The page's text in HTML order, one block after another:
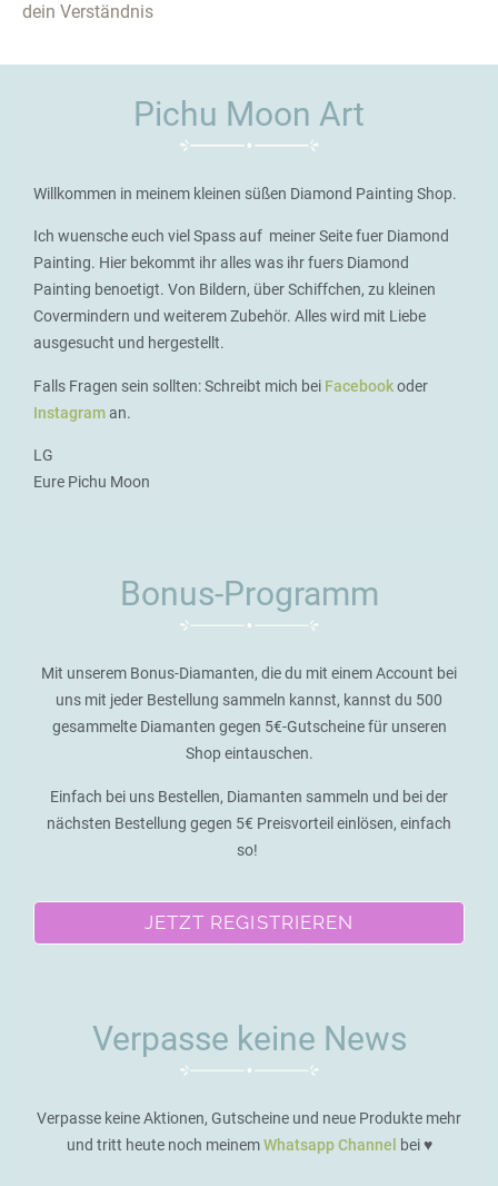
dein Verständnis
Pichu Moon Art
Willkommen in meinem kleinen süßen Diamond Painting Shop.
Ich wuensche euch viel Spass auf meiner Seite fuer Diamond
Painting. Hier bekommt ihr alles was ihr fuers Diamond
Painting benoetigt. Von Bildern, über Schiffchen, zu kleinen
Covermindern und weiterem Zubehör. Alles wird mit Liebe
ausgesucht und hergestellt.
Falls Fragen sein sollten: Schreibt mich bei Facebookoder
Instagraman.
LG
Eure Pichu Moon
Bonus-Programm
Mit unserem Bonus-Diamanten, die du mit einem Account bei
uns mit jeder Bestellung sammeln kannst, kannst du 500
gesammelte Diamanten gegen 5€-Gutscheine für unseren
Shop eintauschen.
Einfach bei uns Bestellen, Diamanten sammeln und bei der
nächsten Bestellung gegen 5€ Preisvorteil einlösen, einfach
so!
JETZT REGISTRIEREN
Verpasse keine News
Verpasse keine Aktionen, Gutscheine und neue Produkte mehr
und tritt heute noch meinemWhatsapp Channel bei ♥️